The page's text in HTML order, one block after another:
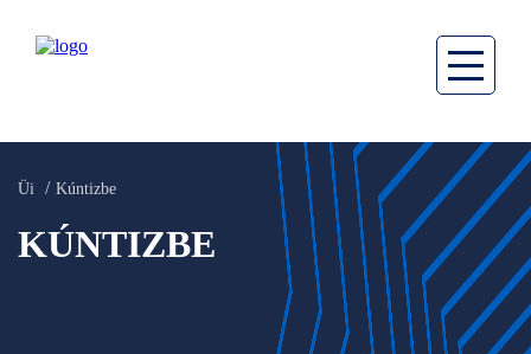
Üi Kúntizbe
KÚNTIZBE